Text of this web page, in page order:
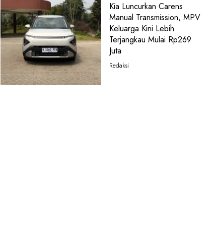
Kia Luncurkan Carens
Manual Transmission, MPV
Keluarga Kini Lebih
Terjangkau Mulai Rp269
Juta
Redaksi